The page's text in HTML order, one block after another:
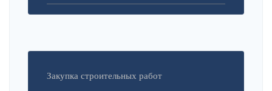
Закупка строительных работ